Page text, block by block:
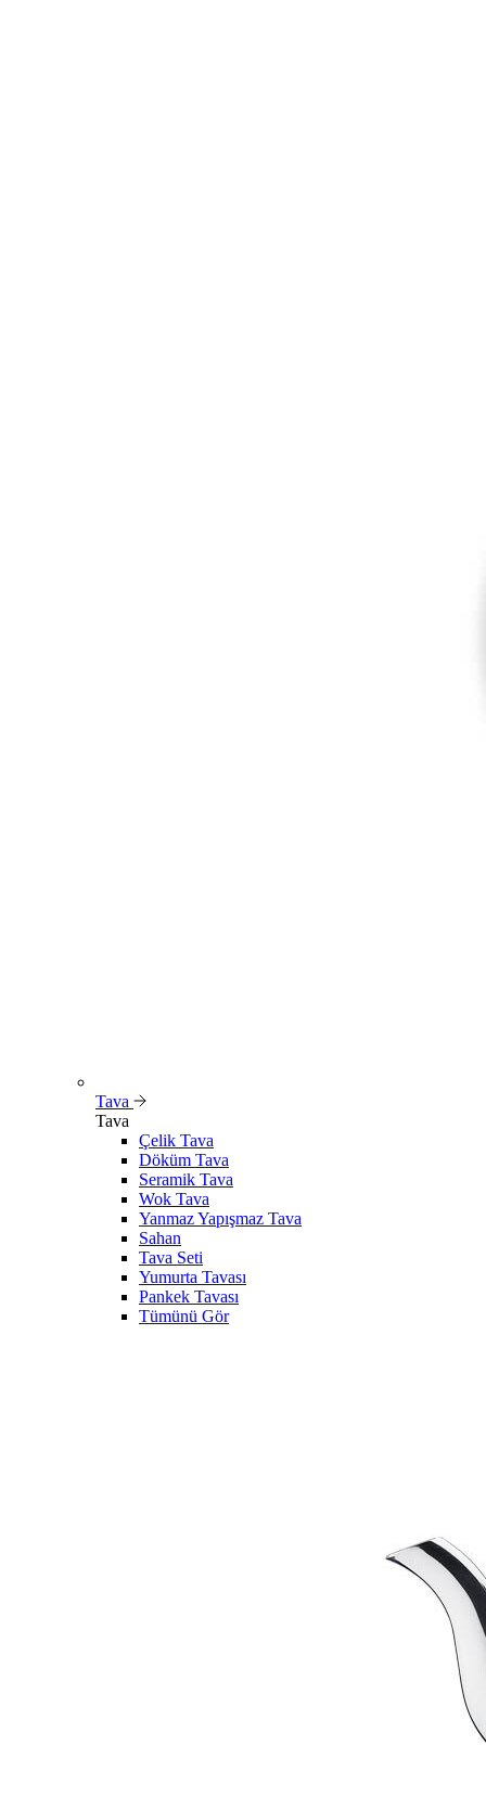
Tava
Tava
Çelik Tava
Döküm Tava
Seramik Tava
Wok Tava
Yanmaz Yapışmaz Tava
Sahan
Tava Seti
Yumurta Tavası
Pankek Tavası
Tümünü Gör